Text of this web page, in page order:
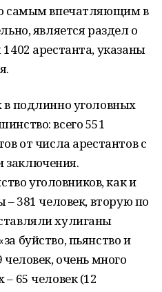
самым впечатляющим в
является раздел о
арестанта, указаны
в подлинно уголовных
всего 551
от числа арестантов с
заключения.
уголовников, как и
– 381 человек, вторую по
хулиганы
буйство, пьянство и
человек, очень много
65 человек (12